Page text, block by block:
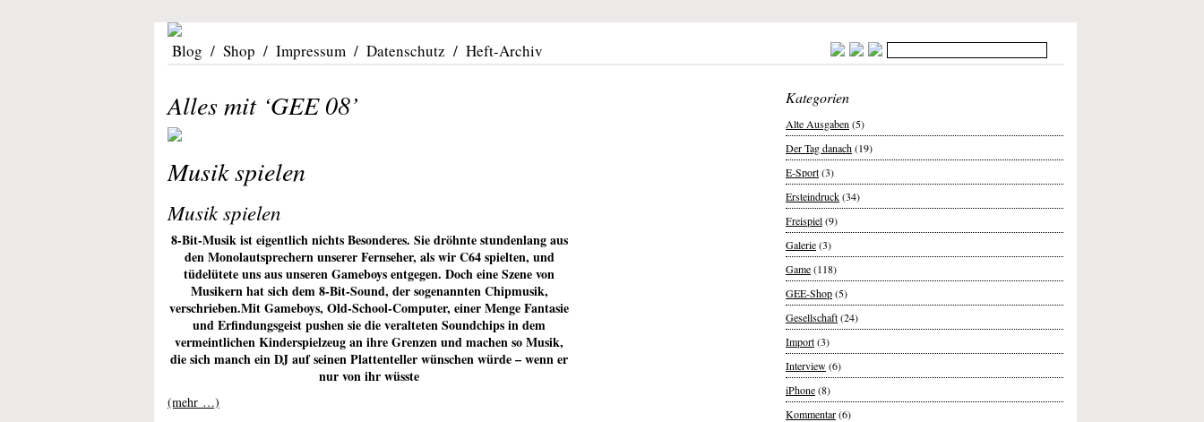
Blog / Shop / Impressum / Datenschutz / Heft-Archiv
Kategorien
Alte Ausgaben (5)
Der Tag danach(19)
E-Sport(3)
Ersteindruck(34)
Freispiel(9)
Galerie(3)
Game(118)
GEE-Shop(5)
Gesellschaft(24)
Import(3)
Interview(6)
iPhone(8)
Kommentar(6)
Alles mit ‘GEE 08’
Musik spielen
Musik spielen
8-Bit-Musik ist eigentlich nichts Besonderes. Sie dröhnte stundenlang aus
den Monolautsprechern unserer Fernseher, als wir C64 spielten, und
tüdelütete uns aus unseren Gameboys entgegen. Doch eine Szene von
Musikern hat sich dem 8-Bit-Sound, der sogenannten Chipmusik,
verschrieben.Mit Gameboys, Old-School-Computer, einer Menge Fantasie
und Erfindungsgeist pushen sie die veralteten Soundchips in dem
vermeintlichen Kinderspielzeug an ihre Grenzen und machen so Musik,
die sich manch ein DJ auf seinen Plattenteller wünschen würde – wenn er
nur von ihr wüsste
(mehr …)